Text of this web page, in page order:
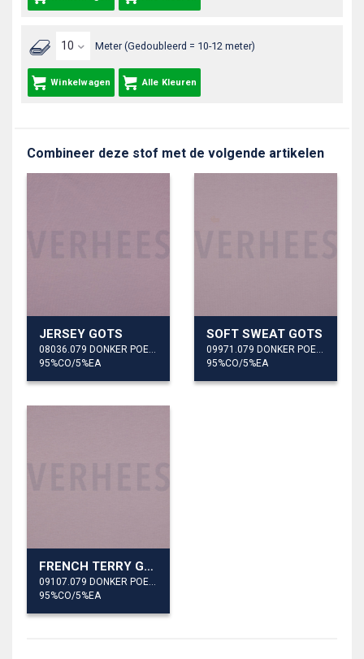
Meter (Gedoubleerd = 10-12 meter)
Winkelwagen Alle Kleuren
Combineer deze stof met de volgende artikelen
JERSEY GOTS
08036.079 DONKER POEDER
95%CO/5%EA
SOFT SWEAT GOTS
09971.079 DONKER POEDER
95%CO/5%EA
FRENCH TERRY GOTS
09107.079 DONKER POEDER
95%CO/5%EA